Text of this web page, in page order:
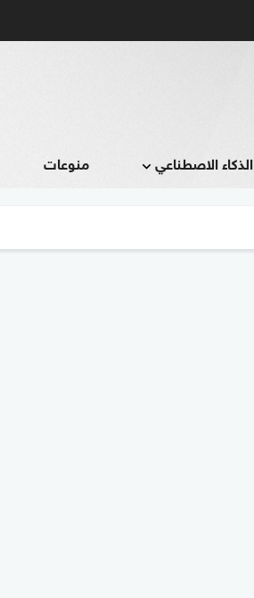
الذكاء الاصطناعي منوعات